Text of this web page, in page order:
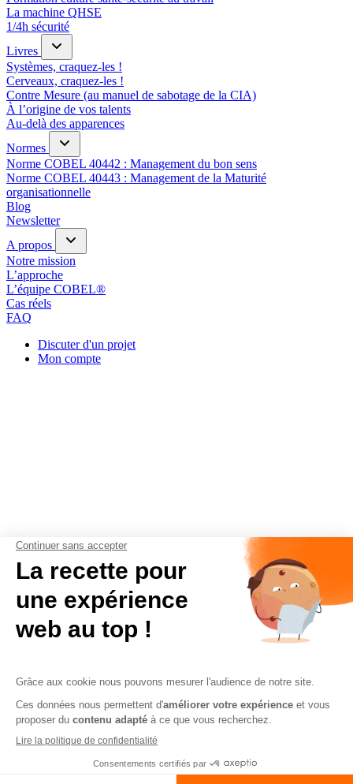
La machine QHSE
1/4h sécurité
Livres
Systèmes, craquez-les !
Cerveaux, craquez-les !
Contre Mesure (au manuel de sabotage de la CIA)
À l’origine de vos talents
Au-delà des apparences
Normes
Norme COBEL 40442 : Management du bon sens
Norme COBEL 40443 : Management de la Maturité
organisationnelle
Blog
Newsletter
A propos
Notre mission
L’approche
L’équipe COBEL®
Cas réels
FAQ
Discuter d'un projet
Mon compte